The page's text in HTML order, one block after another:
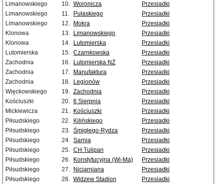
Limanowskiego
10. Woronicza
Przesiadki
Limanowskiego
11. Pułaskiego
Przesiadki
Limanowskiego
12. Mokra
Przesiadki
Klonowa
13. Limanowskiego
Przesiadki
Klonowa
14. Lutomierska
Przesiadki
Lutomierska
15. Czarnkowska
Przesiadki
Zachodnia
16. Lutomierska NŻ
Przesiadki
Zachodnia
17. Manufaktura
Przesiadki
Zachodnia
18. Legionów
Przesiadki
Więckowskiego
19. Zachodnia
Przesiadki
Kościuszki
20. 6 Sierpnia
Przesiadki
Mickiewicza
21. Kościuszki
Przesiadki
Piłsudskiego
22. Kilińskiego
Przesiadki
Piłsudskiego
23. Śmigłego-Rydza
Przesiadki
Piłsudskiego
24. Sarnia
Przesiadki
Piłsudskiego
25. CH Tulipan
Przesiadki
Piłsudskiego
26. Konstytucyjna (Wi-Ma)
Przesiadki
Piłsudskiego
27. Niciarniana
Przesiadki
Piłsudskiego
28. Widzew Stadion Przesiadki